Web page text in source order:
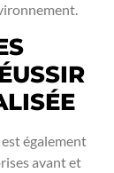
également
avant et